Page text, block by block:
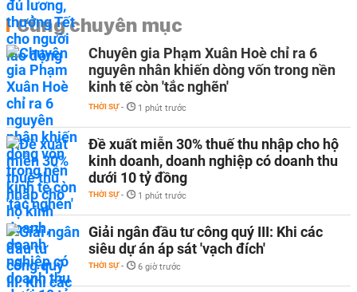
Cùng chuyên mục
Chuyên gia Phạm Xuân Hoè chỉ ra 6
nguyên nhân khiến dòng vốn trong nền
kinh tế còn 'tắc nghẽn'
THỜI SỰ - 1 phút trước
Đề xuất miễn 30% thuế thu nhập cho hộ
kinh doanh, doanh nghiệp có doanh thu
dưới 10 tỷ đồng
THỜI SỰ - 1 phút trước
Giải ngân đầu tư công quý III: Khi các
siêu dự án áp sát 'vạch đích'
THỜI SỰ - 6 giờ trước